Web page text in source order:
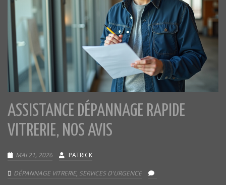
ASSISTANCE DÉPANNAGE RAPIDE
VITRERIE, NOS AVIS
MAI 21, 2026 PATRICK
DÉPANNAGE VITRERIE, SERVICES D'URGENCE